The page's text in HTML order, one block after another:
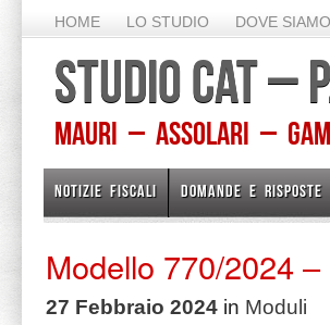
HOME LO STUDIO DOVE SIAMO
STUDIO CAT
Mauri – Assolari –
NOTIZIE FISCALI DOMANDE E RISPOSTE
Modello 770/2024
27 Febbraio 2024 in Moduli